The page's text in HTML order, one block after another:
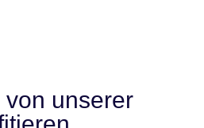
unserer